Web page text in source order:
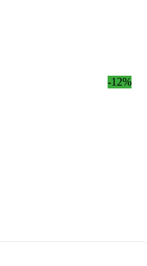
-12%